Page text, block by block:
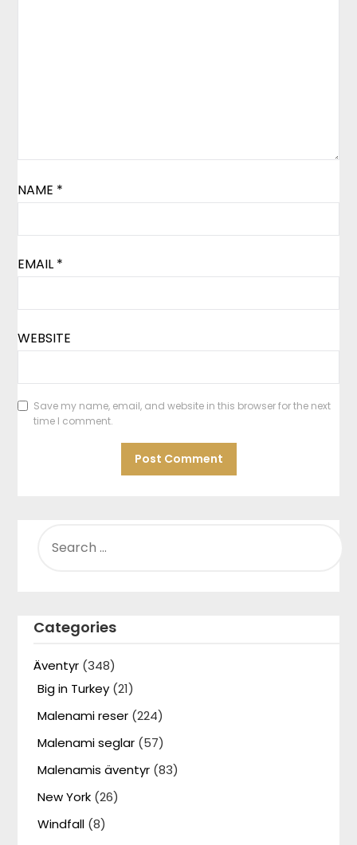
NAME *
EMAIL *
WEBSITE
Save my name, email, and website in this browser for the next
time I comment.
FOR:
Categories
Äventyr (348)
Big in Turkey (21)
Malenami reser (224)
Malenami seglar (57)
Malenamis äventyr (83)
New York (26)
Windfall (8)